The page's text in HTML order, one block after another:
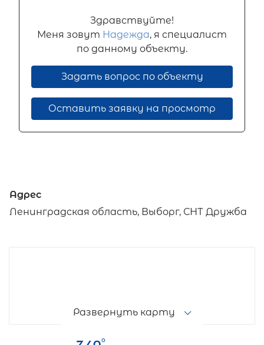
Здравствуйте!
Меня зовут Надежда, я специалист
по данному объекту.
Задать вопрос по объекту
Оставить заявку на просмотр
Адрес
Ленинградская область, Выборг, СНТ Дружба
Развернуть карту